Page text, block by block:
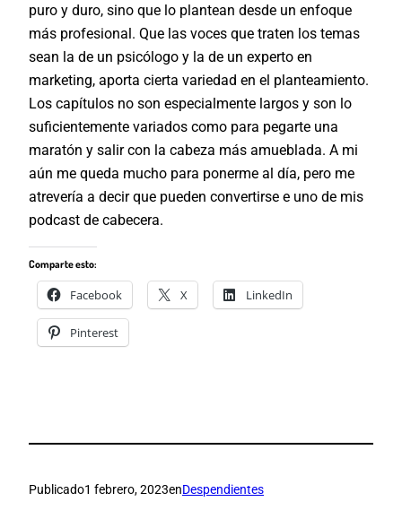
puro y duro, sino que lo plantean desde un enfoque
más profesional. Que las voces que traten los temas
sean la de un psicólogo y la de un experto en
marketing, aporta cierta variedad en el planteamiento.
Los capítulos no son especialmente largos y son lo
suficientemente variados como para pegarte una
maratón y salir con la cabeza más amueblada. A mi
aún me queda mucho para ponerme al día, pero me
atrevería a decir que pueden convertirse e uno de mis
podcast de cabecera.
Comparte esto:
Facebook X LinkedIn
Pinterest
Publicado1 febrero, 2023enDespendientes